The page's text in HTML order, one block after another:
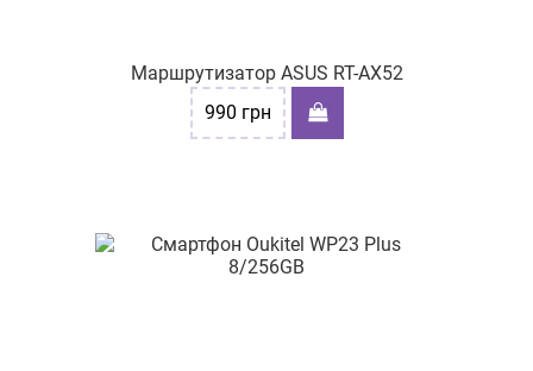
Маршрутизатор ASUS RT-AX52
990 грн